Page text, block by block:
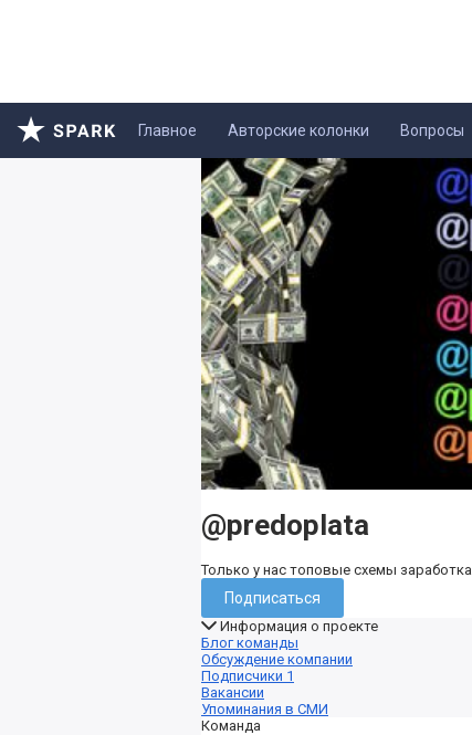
Главное Авторские колонки Вопросы
@predoplata
Только у нас топовые схемы заработка
Подписаться
Информация о проекте
Блог команды
Обсуждение компании
Подписчики 1
Вакансии
Упоминания в СМИ
Команда